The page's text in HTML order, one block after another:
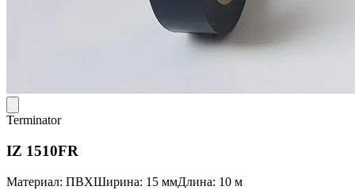
Terminator
IZ 1510FR
Материал: ПВХШирина: 15 ммДлина: 10 м